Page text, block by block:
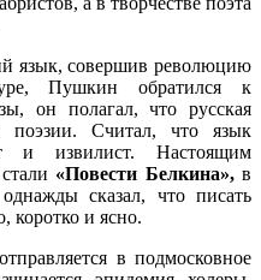
язык, совершив революцию
Пушкин обратился к
он полагал, что русская
поэзии. Считал, что язык
и извилист. Настоящим
«Повести Белкина»,в
сказал, что писать
коротко и ясно.
в подмосковное